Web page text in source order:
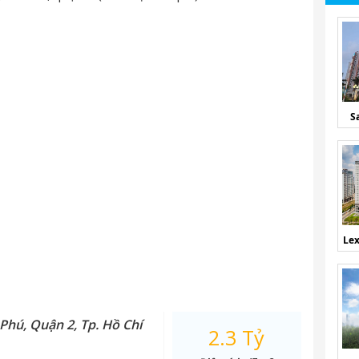
Quận 2, Tp. Hồ Chí 2.3 Tỷ